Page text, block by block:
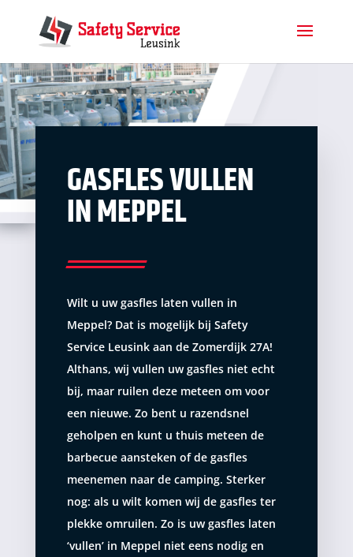
GASFLES VULLEN
IN MEPPEL
Wilt u uw gasfles laten vullen in
Meppel? Dat is mogelijk bij Safety
Service Leusinkaan de Zomerdijk 27A!
Althans, wij vullen uw gasfles niet echt
bij, maar ruilen deze meteen om voor
een nieuwe. Zo bent u razendsnel
geholpen en kunt u thuis meteen de
barbecue aansteken of de gasfles
meenemen naar de camping. Sterker
nog: als u wilt komen wij de gasfles ter
plekke omruilen. Zo is uw gasfles laten
‘vullen’ in Meppel niet eens nodig en